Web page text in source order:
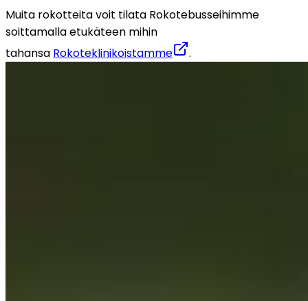
Muita rokotteita voit tilata Rokotebusseihimme
soittamalla etukäteen mihin
tahansa Rokoteklinikoistamme .